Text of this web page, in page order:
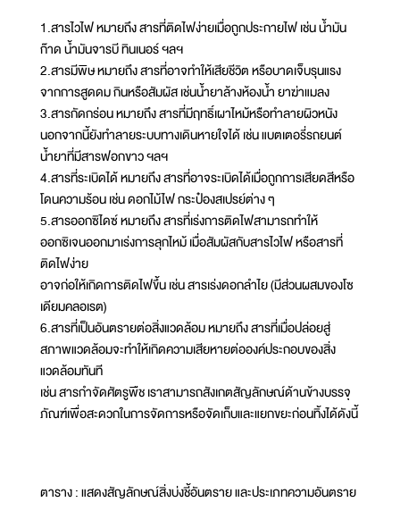
1.สารไวไฟ หมายถึง สารที่ติดไฟง่ายเมื่อถูกประกายไฟ เช่น น้ำมัน
ก๊าด น้ำมันจารบี ทินเนอร์ ฯลฯ
2.สารมีพิษ หมายถึง สารที่อาจทำให้เสียชีวิต หรือบาดเจ็บรุนแรง
จากการสูดดม กินหรือสัมผัส เช่นน้ำยาล้างห้องน้ำ ยาฆ่าแมลง
3.สารกัดกร่อน หมายถึง สารที่มีฤทธิ์เผาไหม้หรือทำลายผิวหนัง
นอกจากนี้ยังทำลายระบบทางเดินหายใจได้ เช่น แบตเตอรี่รถยนต์
น้ำยาที่มีสารฟอกขาว ฯลฯ
4.สารที่ระเบิดได้ หมายถึง สารที่อาจระเบิดได้เมื่อถูกการเสียดสีหรือ
โดนความร้อน เช่น ดอกไม้ไฟ กระป๋องสเปรย์ต่าง ๆ
5.สารออกซิไดซ์ หมายถึง สารที่เร่งการติดไฟสามารถทำให้
ออกซิเจนออกมาเร่งการลุกไหม้ เมื่อสัมผัสกับสารไวไฟ หรือสารที่
ติดไฟง่าย
อาจก่อให้เกิดการติดไฟขึ้น เช่น สารเร่งดอกลำไย (มีส่วนผสมของโซ
เดียมคลอเรต)
6.สารที่เป็นอันตรายต่อสิ่งแวดล้อม หมายถึง สารที่เมื่อปล่อยสู่
สภาพแวดล้อมจะทำให้เกิดความเสียหายต่อองค์ประกอบของสิ่ง
แวดล้อมทันที
เช่น สารกำจัดศัตรูพืช เราสามารถสังเกตสัญลักษณ์ด้านข้างบรรจุ
ภัณฑ์เพื่อสะดวกในการจัดการหรือจัดเก็บและแยกขยะก่อนทิ้งได้ดังนี้
ตาราง : แสดงสัญลักษณ์สิ่งบ่งชี้อันตราย และประเภทความอันตราย